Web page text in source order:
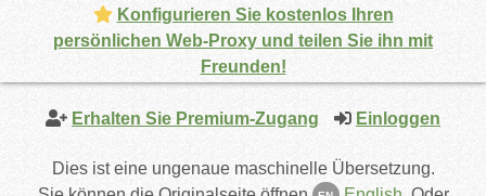
Erhalten Sie Premium-Zugang Einloggen
Dies ist eine ungenaue maschinelle Übersetzung.
Konfigurieren Sie kostenlos Ihren
persönlichen Web-Proxy und teilen Sie ihn mit
Freunden!